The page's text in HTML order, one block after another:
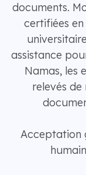
documents.
certifiées
assistance
Namas, les
relevés
Acceptation